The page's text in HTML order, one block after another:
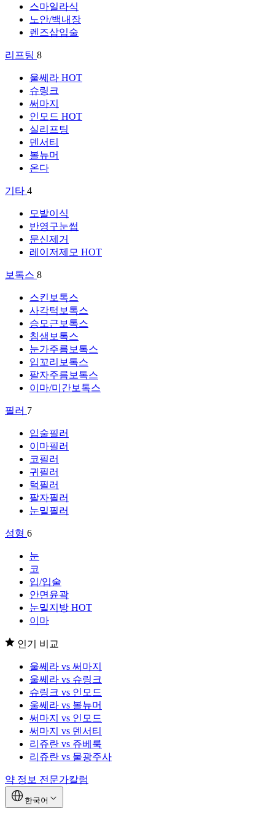
스마일라식
노안/백내장
렌즈삽입술
리프팅 8
울쎄라 HOT
슈링크
써마지
인모드 HOT
실리프팅
덴서티
볼뉴머
온다
기타 4
모발이식
반영구눈썹
문신제거
레이저제모 HOT
보톡스 8
스킨보톡스
사각턱보톡스
승모근보톡스
침샘보톡스
눈가주름보톡스
입꼬리보톡스
팔자주름보톡스
이마/미간보톡스
필러 7
입술필러
이마필러
코필러
귀필러
턱필러
팔자필러
눈밑필러
성형 6
눈
코
입/입술
안면윤곽
눈밑지방 HOT
이마
인기 비교
울쎄라 vs 써마지
울쎄라 vs 슈링크
슈링크 vs 인모드
울쎄라 vs 볼뉴머
써마지 vs 인모드
써마지 vs 덴서티
리쥬란 vs 쥬베룩
리쥬란 vs 물광주사
약 정보 전문가칼럼
한국어